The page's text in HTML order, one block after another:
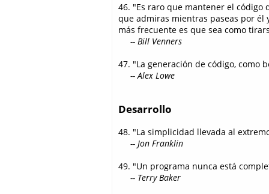
46. "Es raro que mantener el
que admiras mientras paseas por él
más frecuente es que sea como
-- Bill Venners
47. "La generación de código, como
-- Alex Lowe
Desarrollo
48. "La simplicidad llevada al
-- Jon Franklin
49. "Un programa nunca está
-- Terry Baker